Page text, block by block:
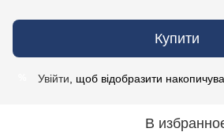
Купити
Увійти , щоб відобразити
В